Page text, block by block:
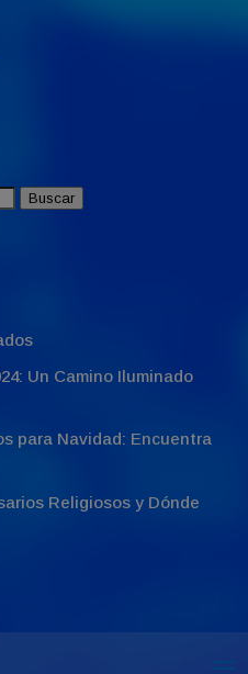
Buscar
Un Camino Iluminado
para Navidad: Encuentra
Religiosos y Dónde